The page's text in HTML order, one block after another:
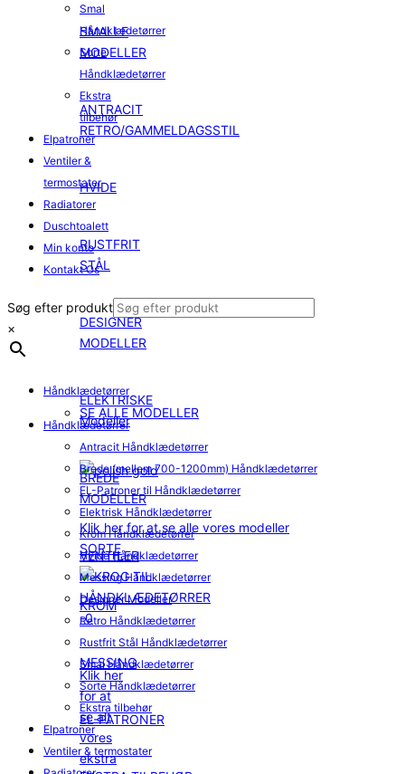
SMALLE
MODELLER
ANTRACIT
RETRO/GAMMELDAGSSTIL
HVIDE
RUSTFRIT
STÅL
DESIGNER
MODELLER
ELEKTRISKE
Modeller
BREDE
MODELLER
VENTILER
Klik her
for at
se alt
vores
ekstra
Smal
Håndklædetørrer
Sorte
Håndklædetørrer
Ekstra
tilbehør
Elpatroner
Ventiler &
termostater
Radiatorer
Duschtoalett
Min konto
Kontakt Os
Søg efter produkt
×
Håndklædetørrer
SE ALLE MODELLER
Klik her for at se alle vores modeller
SORTE
KROM
MESSING
EL-PATRONER
Håndklædetørrer
Antracit Håndklædetørrer
Brede (mellem 700-1200mm) Håndklædetørrer
EL-Patroner til Håndklædetørrer
Elektrisk Håndklædetørrer
Krom Håndklædetørrer
Hvide Håndklædetørrer
Messing Håndklædetørrer
Designer Modeller
Retro Håndklædetørrer
Rustfrit Stål Håndklædetørrer
Smal Håndklædetørrer
Sorte Håndklædetørrer
Ekstra tilbehør
Elpatroner
Ventiler & termostater